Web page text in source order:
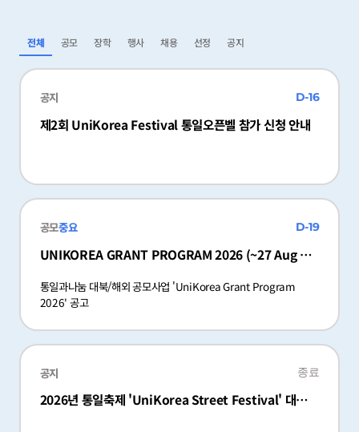
전체 공모 장학 행사 채용 선정 공지
공지 D-16
제2회 UniKorea Festival 통일오픈벨 참가 신청 안내
공모중요 D-19
UNIKOREA GRANT PROGRAM 2026 (~27 Aug
통일과나눔 대북/해외 공모사업 'UniKorea Grant Program
2026' 공고
공지 종료
2026년 통일축제 'UniKorea Street Festival' 대학